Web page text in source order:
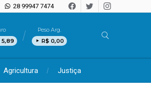
28 99947 7474
5,89
Peso Arg.
R$ 0,00
Agricultura Justiça